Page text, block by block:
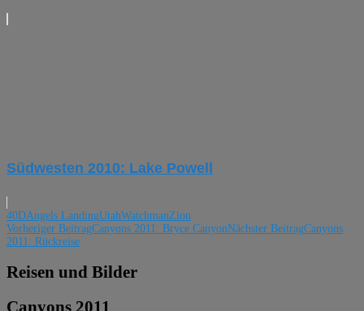
Südwesten 2010: Lake Powell
40DAngels LandingUtahWatchmanZion
Beitragsnavigation
Vorheriger BeitragCanyons 2011: Bryce CanyonNächster BeitragCanyons
2011: Rückreise
Reisen und Bilder
Canyons 2011